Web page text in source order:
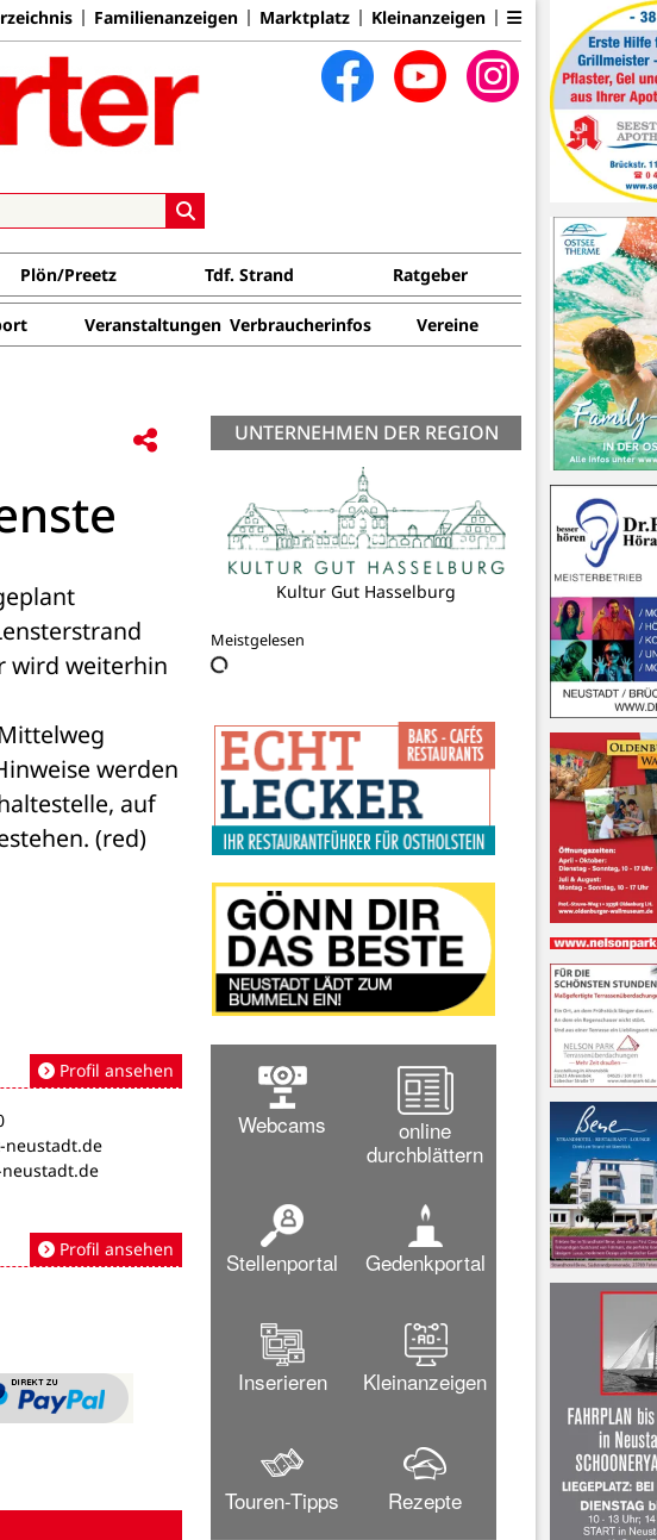
Familienanzeigen Marktplatz Kleinanzeigen
Plön/Preetz Tdf. Strand Ratgeber
Veranstaltungen Verbraucherinfos Vereine
wird weiterhin
werden
auf
(red)
Profil ansehen
neustadt.de
Profil ansehen
UNTERNEHMEN DER REGION
Kultur Gut Hasselburg
Meistgelesen
Webcams
online
durchblättern
Stellenportal Gedenkportal
Inserieren Kleinanzeigen
Touren-Tipps Rezepte